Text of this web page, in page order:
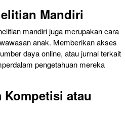
Mandiri
mandiri juga merupakan cara
anak. Memberikan akses
daya online, atau jurnal terkait
pengetahuan mereka
atau